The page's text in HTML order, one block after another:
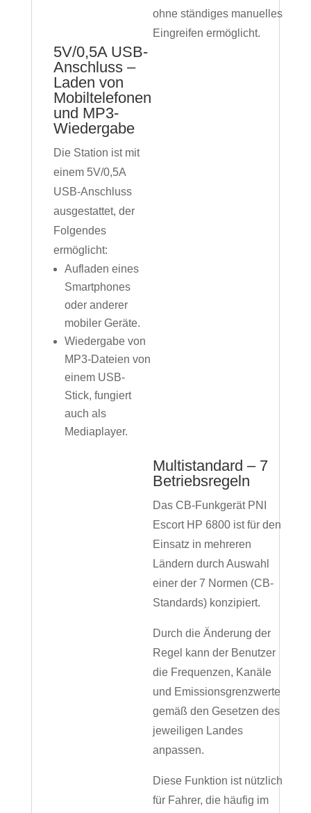
ohne ständiges manuelles
Eingreifen ermöglicht.
5V/0,5A USB-
Anschluss –
Laden von
Mobiltelefonen
und MP3-
Wiedergabe
Die Station ist mit
einem 5V/0,5A
USB-Anschluss
ausgestattet, der
Folgendes
ermöglicht:
Aufladen eines
Smartphones
oder anderer
mobiler Geräte.
Wiedergabe von
MP3-Dateien von
einem USB-
Stick, fungiert
auch als
Mediaplayer.
Multistandard – 7
Betriebsregeln
Das CB-Funkgerät PNI
Escort HP 6800 ist für den
Einsatz in mehreren
Ländern durch Auswahl
einer der 7 Normen (CB-
Standards) konzipiert.
Durch die Änderung der
Regel kann der Benutzer
die Frequenzen, Kanäle
und Emissionsgrenzwerte
gemäß den Gesetzen des
jeweiligen Landes
anpassen.
Diese Funktion ist nützlich
für Fahrer, die häufig im